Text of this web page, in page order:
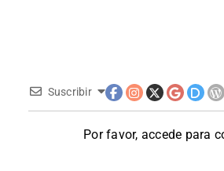
Suscribir
Por favor, accede para